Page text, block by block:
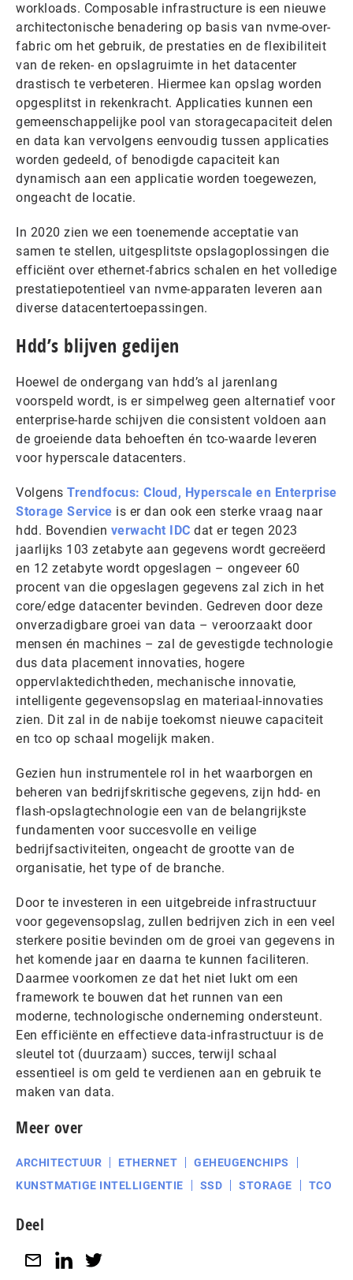
workloads. Composable infrastructure is een nieuwe
architectonische benadering op basis van nvme-over-
fabric om het gebruik, de prestaties en de flexibiliteit
van de reken- en opslagruimte in het datacenter
drastisch te verbeteren. Hiermee kan opslag worden
opgesplitst in rekenkracht. Applicaties kunnen een
gemeenschappelijke pool van storagecapaciteit delen
en data kan vervolgens eenvoudig tussen applicaties
worden gedeeld, of benodigde capaciteit kan
dynamisch aan een applicatie worden toegewezen,
ongeacht de locatie.
In 2020 zien we een toenemende acceptatie van
samen te stellen, uitgesplitste opslagoplossingen die
efficiënt over ethernet-fabrics schalen en het volledige
prestatiepotentieel van nvme-apparaten leveren aan
diverse datacentertoepassingen.
Hdd’s blijven gedijen
Hoewel de ondergang van hdd’s al jarenlang
voorspeld wordt, is er simpelweg geen alternatief voor
enterprise-harde schijven die consistent voldoen aan
de groeiende data behoeften én tco-waarde leveren
voor hyperscale datacenters.
Volgens Trendfocus: Cloud, Hyperscale en Enterprise
Storage Service is er dan ook een sterke vraag naar
hdd. Bovendien verwacht IDC dat er tegen 2023
jaarlijks 103 zetabyte aan gegevens wordt gecreëerd
en 12 zetabyte wordt opgeslagen – ongeveer 60
procent van die opgeslagen gegevens zal zich in het
core/edge datacenter bevinden. Gedreven door deze
onverzadigbare groei van data – veroorzaakt door
mensen én machines – zal de gevestigde technologie
dus data placement innovaties, hogere
oppervlaktedichtheden, mechanische innovatie,
intelligente gegevensopslag en materiaal-innovaties
zien. Dit zal in de nabije toekomst nieuwe capaciteit
en tco op schaal mogelijk maken.
Gezien hun instrumentele rol in het waarborgen en
beheren van bedrijfskritische gegevens, zijn hdd- en
flash-opslagtechnologie een van de belangrijkste
fundamenten voor succesvolle en veilige
bedrijfsactiviteiten, ongeacht de grootte van de
organisatie, het type of de branche.
Door te investeren in een uitgebreide infrastructuur
voor gegevensopslag, zullen bedrijven zich in een veel
sterkere positie bevinden om de groei van gegevens in
het komende jaar en daarna te kunnen faciliteren.
Daarmee voorkomen ze dat het niet lukt om een
framework te bouwen dat het runnen van een
moderne, technologische onderneming ondersteunt.
Een efficiënte en effectieve data-infrastructuur is de
sleutel tot (duurzaam) succes, terwijl schaal
essentieel is om geld te verdienen aan en gebruik te
maken van data.
Meer over
ARCHITECTUUR ETHERNET
GEHEUGENCHIPS
KUNSTMATIGE INTELLIGENTIE
SSD STORAGE TCO
Deel